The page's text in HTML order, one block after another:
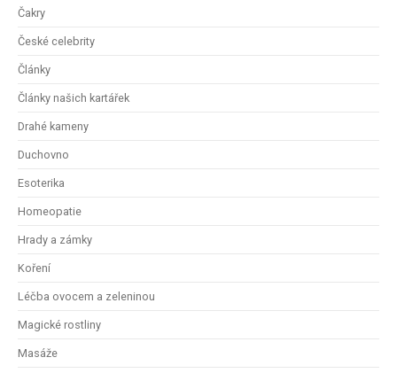
Čakry
České celebrity
Články
Články našich kartářek
Drahé kameny
Duchovno
Esoterika
Homeopatie
Hrady a zámky
Koření
Léčba ovocem a zeleninou
Magické rostliny
Masáže